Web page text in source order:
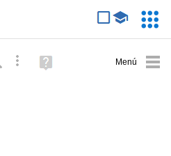
Búsqueda avanzada
Ayuda
(en